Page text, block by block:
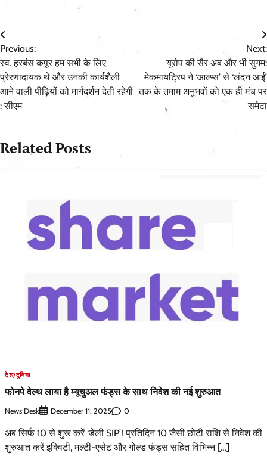
Post
navigation
Previous:
स्व. हरबंस कपूर हम सभी के लिए
प्रेरणादायक थे और उनकी कार्यशैली
आने वाली पीढ़ियों को मार्गदर्शन देती रहेगी
: सीएम
Next:
यूरोप की सैर अब और भी सुगम:
मेकमायट्रिप ने ‘आल्प्स’ से ‘लंदन आई’
तक के तमाम अनुभवों को एक ही मंच पर
समेटा
Related Posts
देश/दुनिया
फोनपे वेल्थ लाया है म्यूचुअल फंड्स के साथ निवेश की नई शुरुआत
News Desk December 11, 2025 0
अब सिर्फ 10 से शुरू करें ‘डेली SIP’! प्रतिदिन 10 जैसी छोटी राशि से निवेश की
शुरुआत करें इक्विटी, मल्टी-एसेट और गोल्ड फंड्स सहित विभिन्न […]